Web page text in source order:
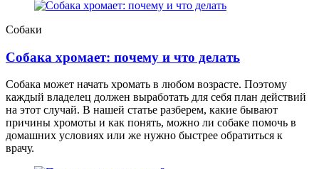
Собаки
Собака хромает: почему и что делать
Собака может начать хромать в любом возрасте. Поэтому
каждый владелец должен выработать для себя план действий
на этот случай. В нашей статье разберем, какие бывают
причины хромоты и как понять, можно ли собаке помочь в
домашних условиях или же нужно быстрее обратиться к
врачу.